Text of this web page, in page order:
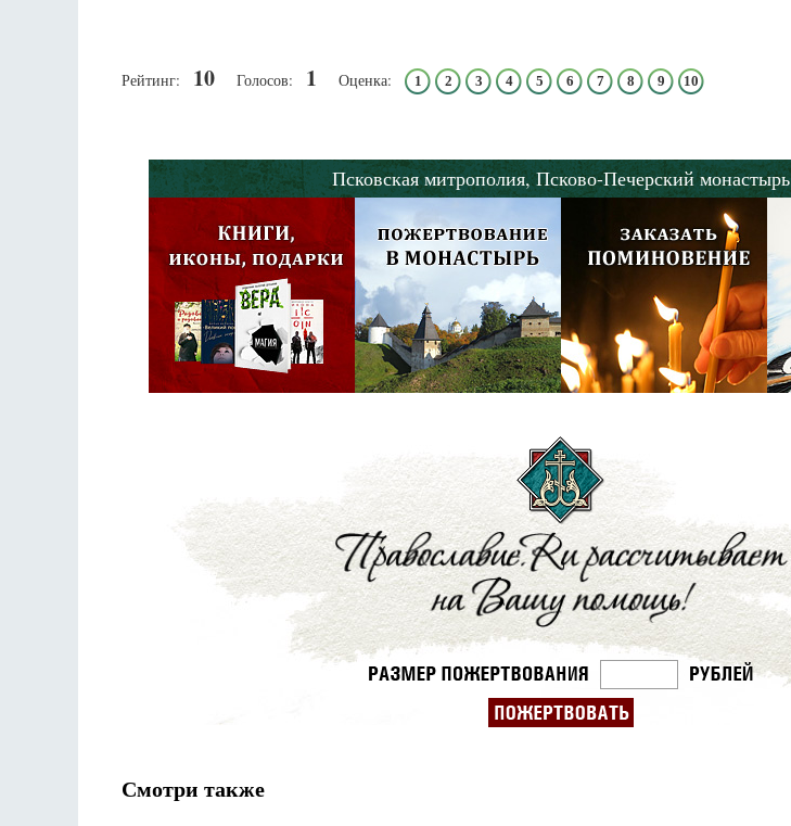
Рейтинг: 10 Голосов: 1 Оценка: 1 2 3 4 5 6 7 8 9 10
Псковская митрополия, Псково-Печерский монастырь
Смотри также